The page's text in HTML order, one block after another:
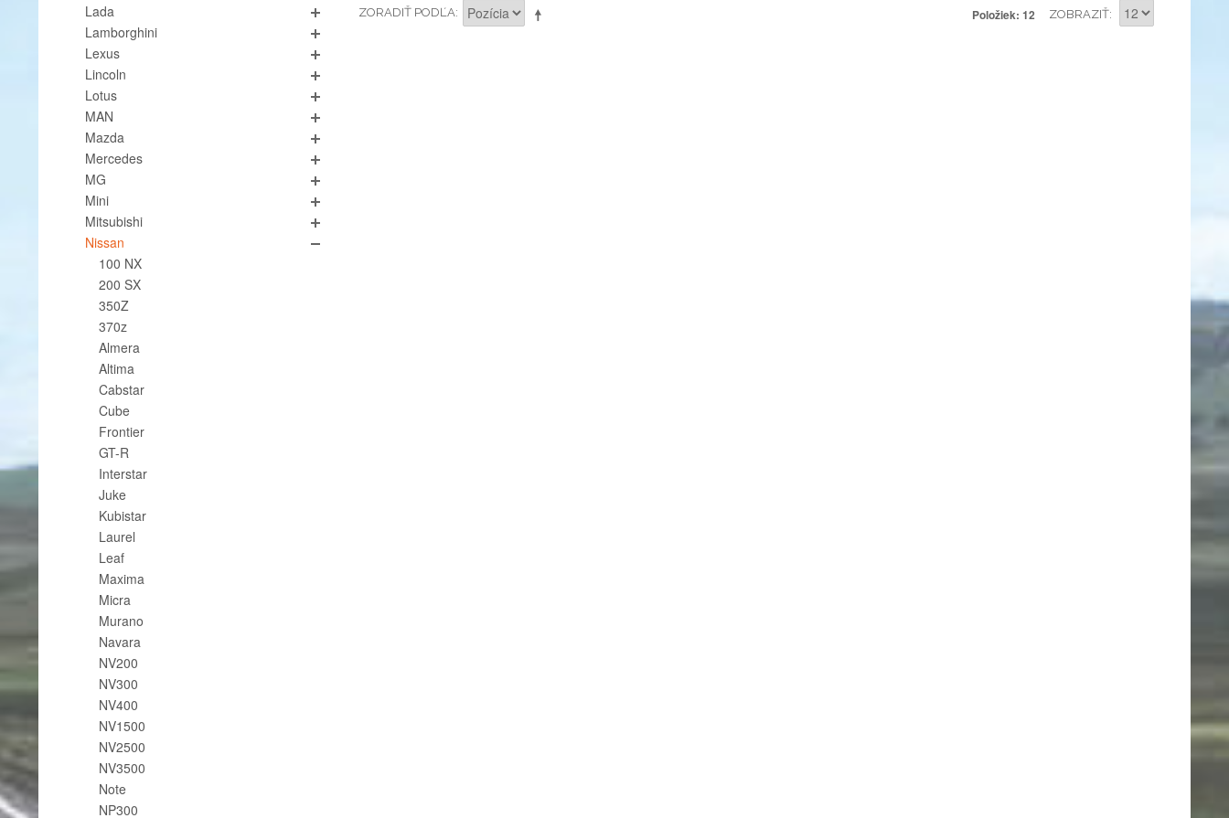
ZORADIŤ PODĽA Položiek: 12 ZOBRAZIŤ
Lada
Lamborghini
Lexus
Lincoln
Lotus
MAN
Mazda
Mercedes
MG
Mini
Mitsubishi
Nissan
100 NX
200 SX
350Z
370z
Almera
Altima
Cabstar
Cube
Frontier
GT-R
Interstar
Juke
Kubistar
Laurel
Leaf
Maxima
Micra
Murano
Navara
NV200
NV300
NV400
NV1500
NV2500
NV3500
Note
NP300